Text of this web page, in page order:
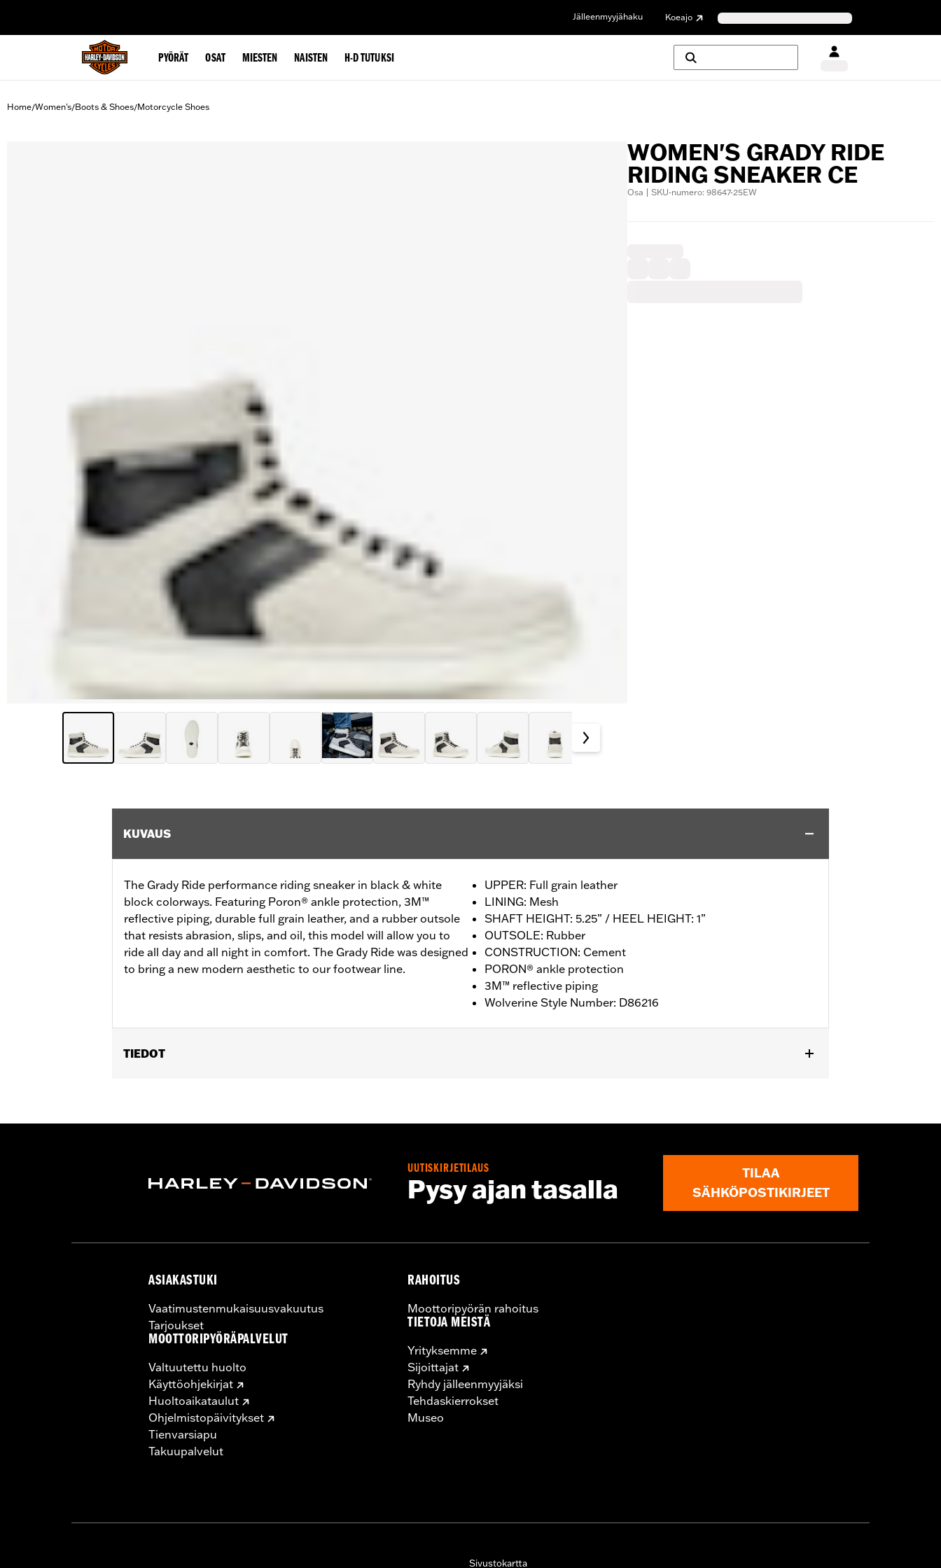
Jälleenmyyjähaku Koeajo
PYÖRÄT OSAT MIESTEN NAISTEN H-D TUTUKSI
Home/Women's/Boots & Shoes/Motorcycle Shoes
WOMEN'S GRADY RIDE
RIDING SNEAKER CE
Osa | SKU-numero: 98647-25EW
KUVAUS
The Grady Ride performance riding sneaker in black & white
block colorways. Featuring Poron® ankle protection, 3M™
reflective piping, durable full grain leather, and a rubber outsole
that resists abrasion, slips, and oil, this model will allow you to
ride all day and all night in comfort. The Grady Ride was designed
to bring a new modern aesthetic to our footwear line.
UPPER: Full grain leather
LINING: Mesh
SHAFT HEIGHT: 5.25” / HEEL HEIGHT: 1”
OUTSOLE: Rubber
CONSTRUCTION: Cement
PORON® ankle protection
3M™ reflective piping
Wolverine Style Number: D86216
TIEDOT
Origin:Imported
UUTISKIRJETILAUS
Pysy ajan tasalla
TILAA
SÄHKÖPOSTIKIRJEET
ASIAKASTUKI
Vaatimustenmukaisuusvakuutus
Tarjoukset
MOOTTORIPYÖRÄPALVELUT
Valtuutettu huolto
Käyttöohjekirjat
Huoltoaikataulut
Ohjelmistopäivitykset
Tienvarsiapu
Takuupalvelut
RAHOITUS
Moottoripyörän rahoitus
TIETOJA MEISTÄ
Yrityksemme
Sijoittajat
Ryhdy jälleenmyyjäksi
Tehdaskierrokset
Museo
Sivustokartta